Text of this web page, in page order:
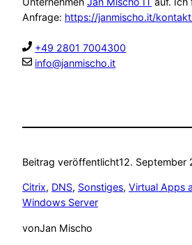
Anfrage: https://janmischo.it/
+49 2801 7004300
info@janmischo.it
Beitrag veröffentlicht12. September
Citrix, DNS, Sonstiges, Virtual Apps
Windows Server
vonJan Mischo